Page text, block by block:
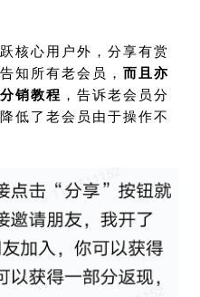
核心用户外，分享有赏
知所有老会员， 而且亦
销教程 ，告诉老会员分
低了老会员由于操作不